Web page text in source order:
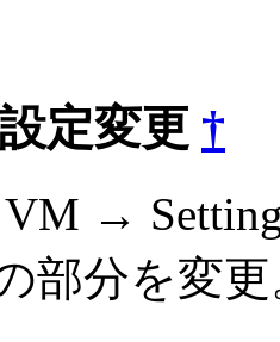
定変更 †
→
部分を変